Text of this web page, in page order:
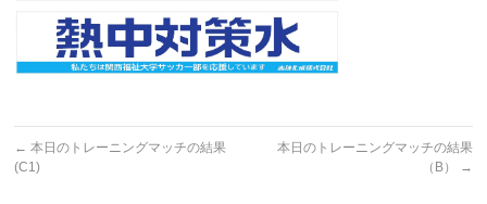
← 本日のトレーニングマッチの結果
(C1)
本日のトレーニングマッチの結果
（B）
→